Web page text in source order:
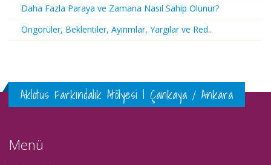
Daha Fazla Paraya ve Zamana Nasıl Sahip Olunur?
Öngörüler, Beklentiler, Ayırımlar, Yargılar ve Red..
Aklotus Farkındalık Atölyesi | Çankaya / Ankara
Menü